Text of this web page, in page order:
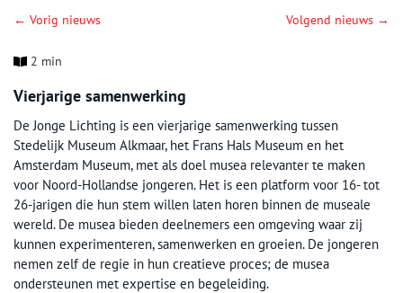
← Vorig nieuws Volgend nieuws →
2 min
Vierjarige samenwerking
De Jonge Lichting is een vierjarige samenwerking tussen
Stedelijk Museum Alkmaar, het Frans Hals Museum en het
Amsterdam Museum, met als doel musea relevanter te maken
voor Noord-Hollandse jongeren. Het is een platform voor 16- tot
26-jarigen die hun stem willen laten horen binnen de museale
wereld. De musea bieden deelnemers een omgeving waar zij
kunnen experimenteren, samenwerken en groeien. De jongeren
nemen zelf de regie in hun creatieve proces; de musea
ondersteunen met expertise en begeleiding.